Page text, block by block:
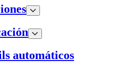
automáticos